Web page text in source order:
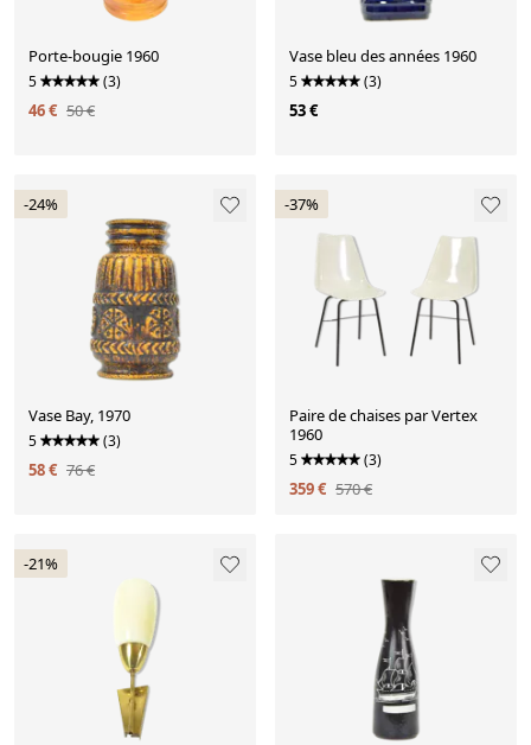
Porte-bougie 1960
5 (3)
46 € 50 €
Vase bleu des années 1960
5 (3)
53 €
-24%
Vase Bay, 1970
5 (3)
58 € 76 €
-37%
Paire de chaises par Vertex
1960
5 (3)
359 € 570 €
-21%